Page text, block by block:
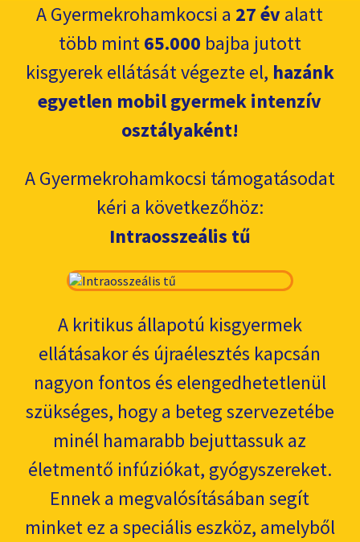
A Gyermekrohamkocsi a 27 évalatt
több mint65.000 bajba jutott
kisgyerek ellátását végezte el, hazánk
egyetlen mobil gyermek intenzív
osztályaként!
A Gyermekrohamkocsi támogatásodat
kéri a következőhöz:
Intraosszeális tű
A kritikus állapotú kisgyermek
ellátásakor és újraélesztés kapcsán
nagyon fontos és elengedhetetlenül
szükséges, hogy a beteg szervezetébe
minél hamarabb bejuttassuk az
életmentő infúziókat, gyógyszereket.
Ennek a megvalósításában segít
minket ez a speciális eszköz, amelyből